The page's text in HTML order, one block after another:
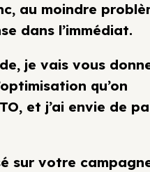
au moindre
dans l’immédiat.
je vais vous
qu’on
et j’ai envie de
sur votre